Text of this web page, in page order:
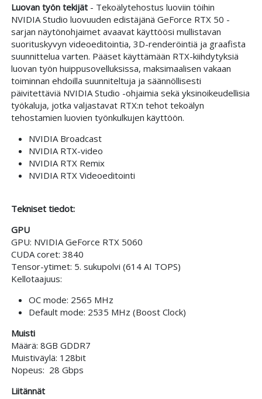
Luovan työn tekijät- Tekoälytehostus luoviin töihin
NVIDIA Studio luovuuden edistäjänä GeForce RTX 50 -
sarjan näytönohjaimet avaavat käyttöösi mullistavan
suorituskyvyn videoeditointia, 3D-renderöintiä ja graafista
suunnittelua varten. Pääset käyttämään RTX-kiihdytyksiä
luovan työn huippusovelluksissa, maksimaalisen vakaan
toiminnan ehdoilla suunniteltuja ja säännöllisesti
päivitettäviä NVIDIA Studio -ohjaimia sekä yksinoikeudellisia
työkaluja, jotka valjastavat RTX:n tehot tekoälyn
tehostamien luovien työnkulkujen käyttöön.
NVIDIA Broadcast
NVIDIA RTX-video
NVIDIA RTX Remix
NVIDIA RTX Videoeditointi
Tekniset tiedot:
GPU
GPU: NVIDIA GeForce RTX 5060
CUDA coret: 3840
Tensor-ytimet: 5. sukupolvi (614 AI TOPS)
Kellotaajuus:
OC mode: 2565 MHz
Default mode: 2535 MHz (Boost Clock)
Muisti
Määrä: 8GB GDDR7
Muistiväylä: 128bit
Nopeus: 28 Gbps
Liitännät